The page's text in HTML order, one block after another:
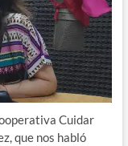
Cuidar
que nos habló